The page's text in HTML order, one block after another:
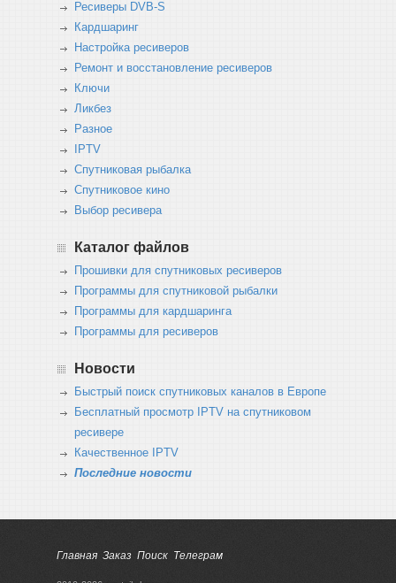
Ресиверы DVB-S
Кардшаринг
Настройка ресиверов
Ремонт и восстановление ресиверов
Ключи
Ликбез
Разное
IPTV
Спутниковая рыбалка
Спутниковое кино
Выбор ресивера
Каталог файлов
Прошивки для спутниковых ресиверов
Программы для спутниковой рыбалки
Программы для кардшаринга
Программы для ресиверов
Новости
Быстрый поиск спутниковых каналов в Европе
Бесплатный просмотр IPTV на спутниковом
ресивере
Качественное IPTV
Последние новости
Главная Заказ Поиск Телеграм